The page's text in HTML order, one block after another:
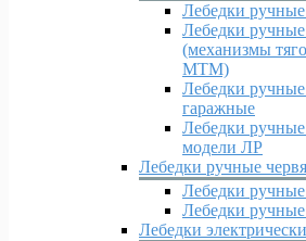
Лебедки
Лебедки
(механизмы
МТМ)
Лебедки
гаражные
Лебедки
модели ЛР
Лебедки ручные
Лебедки
Лебедки
Лебедки